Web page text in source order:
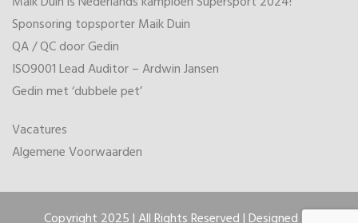
Sponsoring topsporter Maik Duin
QA / QC door Gedin
ISO9001 Lead Auditor – Ardwin Jansen
Gedin met ‘dubbele pet’
Vacatures
Algemene Voorwaarden